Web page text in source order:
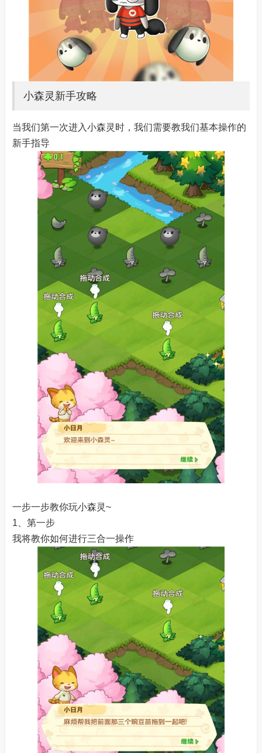
小森灵新手攻略
当我们第一次进入小森灵时，我们需要教我们基本操作的
新手指导
一步一步教你玩小森灵~
1、第一步
我将教你如何进行三合一操作